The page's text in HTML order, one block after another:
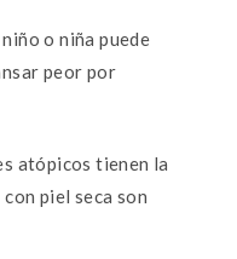
o niña puede
peor por
atópicos tienen la
piel seca son